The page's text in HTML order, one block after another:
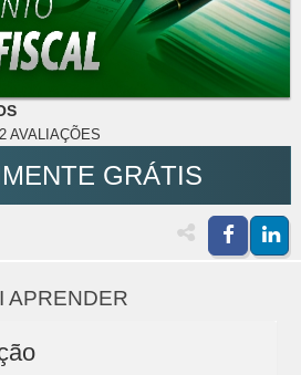
AVALIAÇÕES
GRÁTIS
APRENDER